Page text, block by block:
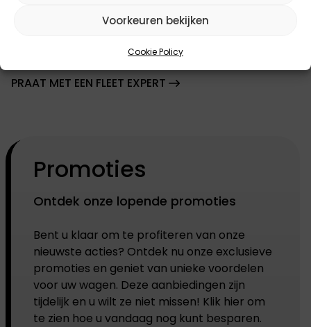
Voorkeuren bekijken
Cookie Policy
PRAAT MET EEN FLEET EXPERT
Promoties
Ontdek onze lopende promoties
Bent u klaar om te profiteren van onze
nieuwste acties? Ontdek nu onze exclusieve
promoties en geniet van unieke voordelen
voor uw wagen. Deze aanbiedingen zijn
tijdelijk en u wilt ze niet missen! Klik hier om
te zien hoe u vandaag nog kunt besparen.